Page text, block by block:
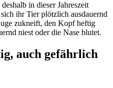
in dieser Jahreszeit
ihr Tier plötzlich ausdauernd
zukneift, den Kopf heftig
niest oder die Nase blutet.
auch gefährlich